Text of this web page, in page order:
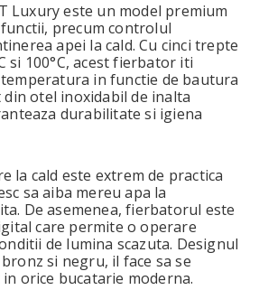
Luxury este un model premium
precum controlul
apei la cald. Cu cinci trepte
si 100°C, acest fierbator iti
in functie de bautura
otel inoxidabil de inalta
durabilitate si igiena
la cald este extrem de practica
sa aiba mereu apa la
De asemenea, fierbatorul este
care permite o operare
de lumina scazuta. Designul
si negru, il face sa se
orice bucatarie moderna.